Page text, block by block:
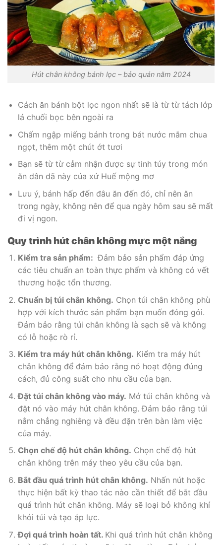
Hút chân không bánh lọc – bảo quán năm 2024
Cách ăn bánh bột lọc ngon nhất sẽ là từ từ tách lớp
lá chuối bọc bên ngoài ra
Chấm ngập miếng bánh trong bát nước mắm chua
ngọt, thêm một chút ớt tươi
Bạn sẽ từ từ cảm nhận được sự tinh túy trong món
ăn dân dã này của xứ Huế mộng mơ
Lưu ý, bánh hấp đến đâu ăn đến đó, chỉ nên ăn
trong ngày, không nên để qua ngày hôm sau sẽ mất
đi vị ngon.
Quy trình hút chân không mực một nắng
Kiểm tra sản phẩm: Đảm bảo sản phẩm đáp ứng
các tiêu chuẩn an toàn thực phẩm và không có vết
thương hoặc tổn thương.
Chuẩn bị túi chân không. Chọn túi chân không phù
hợp với kích thước sản phẩm bạn muốn đóng gói.
Đảm bảo rằng túi chân không là sạch sẽ và không
có lỗ hoặc rò rỉ.
Kiểm tra máy hút chân không. Kiểm tra máy hút
chân không để đảm bảo rằng nó hoạt động đúng
cách, đủ công suất cho nhu cầu của bạn.
Đặt túi chân không vào máy. Mở túi chân không và
đặt nó vào máy hút chân không. Đảm bảo rằng túi
nằm chẳng nghiêng và đều đặn trên bàn làm việc
của máy.
Chọn chế độ hút chân không. Chọn chế độ hút
chân không trên máy theo yêu cầu của bạn.
Bắt đầu quá trình hút chân không. Nhấn nút hoặc
thực hiện bất kỳ thao tác nào cần thiết để bắt đầu
quá trình hút chân không. Máy sẽ loại bỏ không khí
khỏi túi và tạo áp lực.
Đợi quá trình hoàn tất. Khi quá trình hút chân không